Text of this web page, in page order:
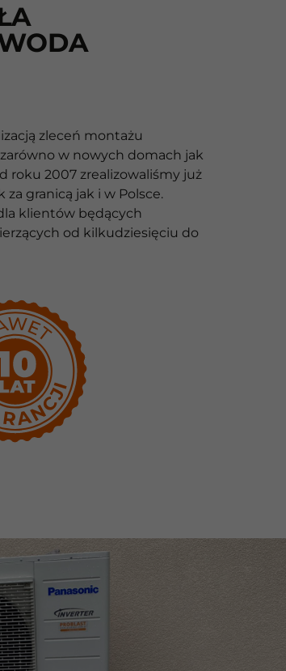
zleceń montażu
w nowych domach jak
roku 2007 zrealizowaliśmy już
za granicą jak i w Polsce.
klientów będących
od kilkudziesięciu do